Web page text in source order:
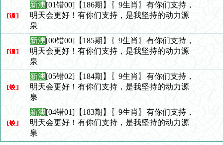
新澳[01错00]【186期】〖9生肖〗有你们支持，
明天会更好！有你们支持，是我坚持的动力源
泉
新澳[00错00]【185期】〖9生肖〗有你们支持，
明天会更好！有你们支持，是我坚持的动力源
泉
新澳[05错02]【184期】〖9生肖〗有你们支持，
明天会更好！有你们支持，是我坚持的动力源
泉
新澳[04错01]【183期】〖9生肖〗有你们支持，
明天会更好！有你们支持，是我坚持的动力源
泉